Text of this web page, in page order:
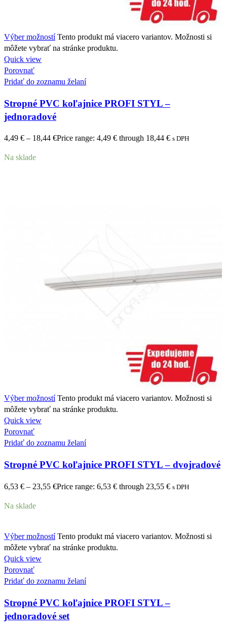
Výber možností Tento produkt má viacero variantov. Možnosti si
môžete vybrať na stránke produktu.
Quick view
Porovnať
Pridať do zoznamu želaní
Stropné PVC koľajnice PROFI STYL –
jednoradové
4,49 € – 18,44 €Price range: 4,49 € through 18,44 € s DPH
Na sklade
Výber možností Tento produkt má viacero variantov. Možnosti si
môžete vybrať na stránke produktu.
Quick view
Porovnať
Pridať do zoznamu želaní
Stropné PVC koľajnice PROFI STYL – dvojradové
6,53 € – 23,55 €Price range: 6,53 € through 23,55 € s DPH
Na sklade
Výber možností Tento produkt má viacero variantov. Možnosti si
môžete vybrať na stránke produktu.
Quick view
Porovnať
Pridať do zoznamu želaní
Stropné PVC koľajnice PROFI STYL –
jednoradové set